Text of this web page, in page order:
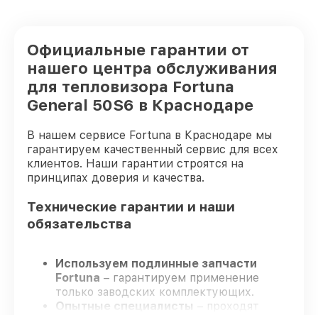
Официальные гарантии от
нашего центра обслуживания
для тепловизора Fortuna
General 50S6 в Краснодаре
В нашем сервисе Fortuna в Краснодаре мы
гарантируем качественный сервис для всех
клиентов. Наши гарантии строятся на
принципах доверия и качества.
Технические гарантии и наши
обязательства
Используем подлинные запчасти
Fortuna – гарантируем применение
только заводских комплектующих.
Опытные специалисты
– проходят